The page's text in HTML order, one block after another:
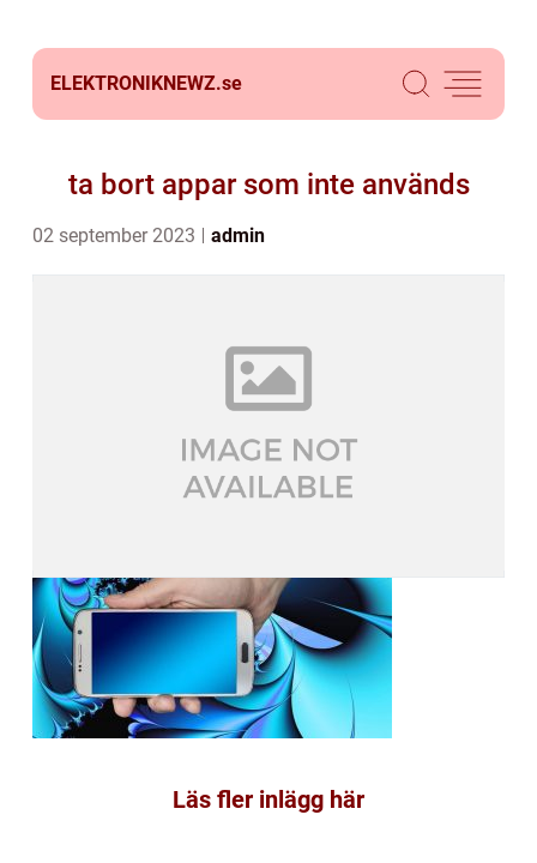
ELEKTRONIKNEWZ.se
ta bort appar som inte används
02 september 2023 admin
Läs fler inlägg här